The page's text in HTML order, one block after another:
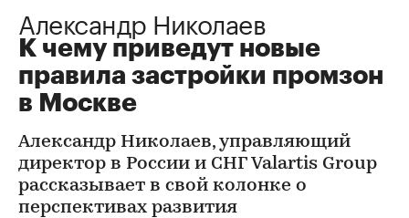
Александр Николаев
К чему приведут новые
правила застройки промзон
в Москве
Александр Николаев, управляющий
директор в России и СНГ Valartis Group
рассказывает в свой колонке о
перспективах развития